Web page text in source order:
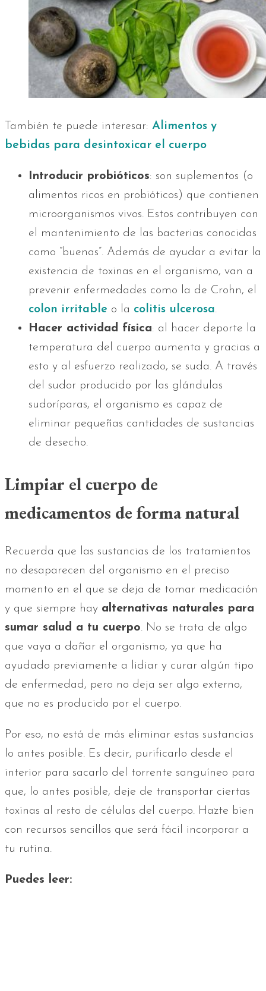
También te puede interesar: Alimentos y
bebidas para desintoxicar el cuerpo
Introducir probióticos: son suplementos (o
alimentos ricos en probióticos) que contienen
microorganismos vivos. Estos contribuyen con
el mantenimiento de las bacterias conocidas
como “buenas”. Además de ayudar a evitar la
existencia de toxinas en el organismo, van a
prevenir enfermedades como la de Crohn, el
colon irritable o la colitis ulcerosa.
Hacer actividad física: al hacer deporte la
temperatura del cuerpo aumenta y gracias a
esto y al esfuerzo realizado, se suda. A través
del sudor producido por las glándulas
sudoríparas, el organismo es capaz de
eliminar pequeñas cantidades de sustancias
de desecho.
Limpiar el cuerpo de
medicamentos de forma natural
Recuerda que las sustancias de los tratamientos
no desaparecen del organismo en el preciso
momento en el que se deja de tomar medicación
y que siempre hay alternativas naturales para
sumar salud a tu cuerpo. No se trata de algo
que vaya a dañar el organismo, ya que ha
ayudado previamente a lidiar y curar algún tipo
de enfermedad, pero no deja ser algo externo,
que no es producido por el cuerpo.
Por eso, no está de más eliminar estas sustancias
lo antes posible. Es decir, purificarlo desde el
interior para sacarlo del torrente sanguíneo para
que, lo antes posible, deje de transportar ciertas
toxinas al resto de células del cuerpo. Hazte bien
con recursos sencillos que será fácil incorporar a
tu rutina.
Puedes leer: